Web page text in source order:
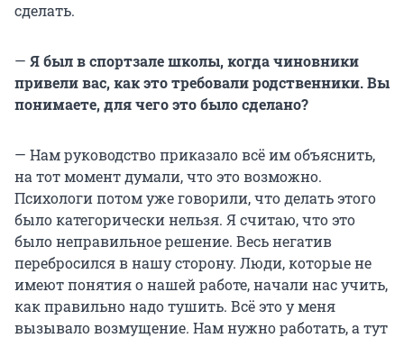
сделать.
— Я был в спортзале школы, когда чиновники
привели вас, как это требовали родственники. Вы
понимаете, для чего это было сделано?
— Нам руководство приказало всё им объяснить,
на тот момент думали, что это возможно.
Психологи потом уже говорили, что делать этого
было категорически нельзя. Я считаю, что это
было неправильное решение. Весь негатив
перебросился в нашу сторону. Люди, которые не
имеют понятия о нашей работе, начали нас учить,
как правильно надо тушить. Всё это у меня
вызывало возмущение. Нам нужно работать, а тут